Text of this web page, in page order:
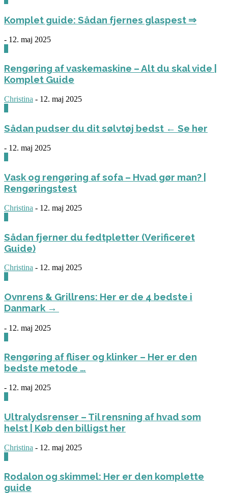
Komplet guide: Sådan fjernes glaspest ⇒
- 12. maj 2025
Rengøring af vaskemaskine – Alt du skal vide |
Komplet Guide
Christina - 12. maj 2025
Sådan pudser du dit sølvtøj bedst ← Se her
- 12. maj 2025
Vask og rengøring af sofa – Hvad gør man? |
Rengøringstest
Christina - 12. maj 2025
Sådan fjerner du fedtpletter (Verificeret
Guide)
Christina - 12. maj 2025
Ovnrens & Grillrens: Her er de 4 bedste i
Danmark →
- 12. maj 2025
Rengøring af fliser og klinker – Her er den
bedste metode …
- 12. maj 2025
Ultralydsrenser – Til rensning af hvad som
helst | Køb den billigst her
Christina - 12. maj 2025
Rodalon og skimmel: Her er den komplette
guide